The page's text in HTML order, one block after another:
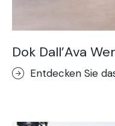
Dok Dall’Ava
Entdecken Sie